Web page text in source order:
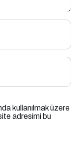
kullanılmak üzere
adresimi bu